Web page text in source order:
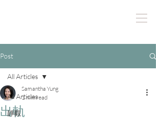
Post
All Articles
靜觀
All Articles
出軌
Samantha Yung
1 min read